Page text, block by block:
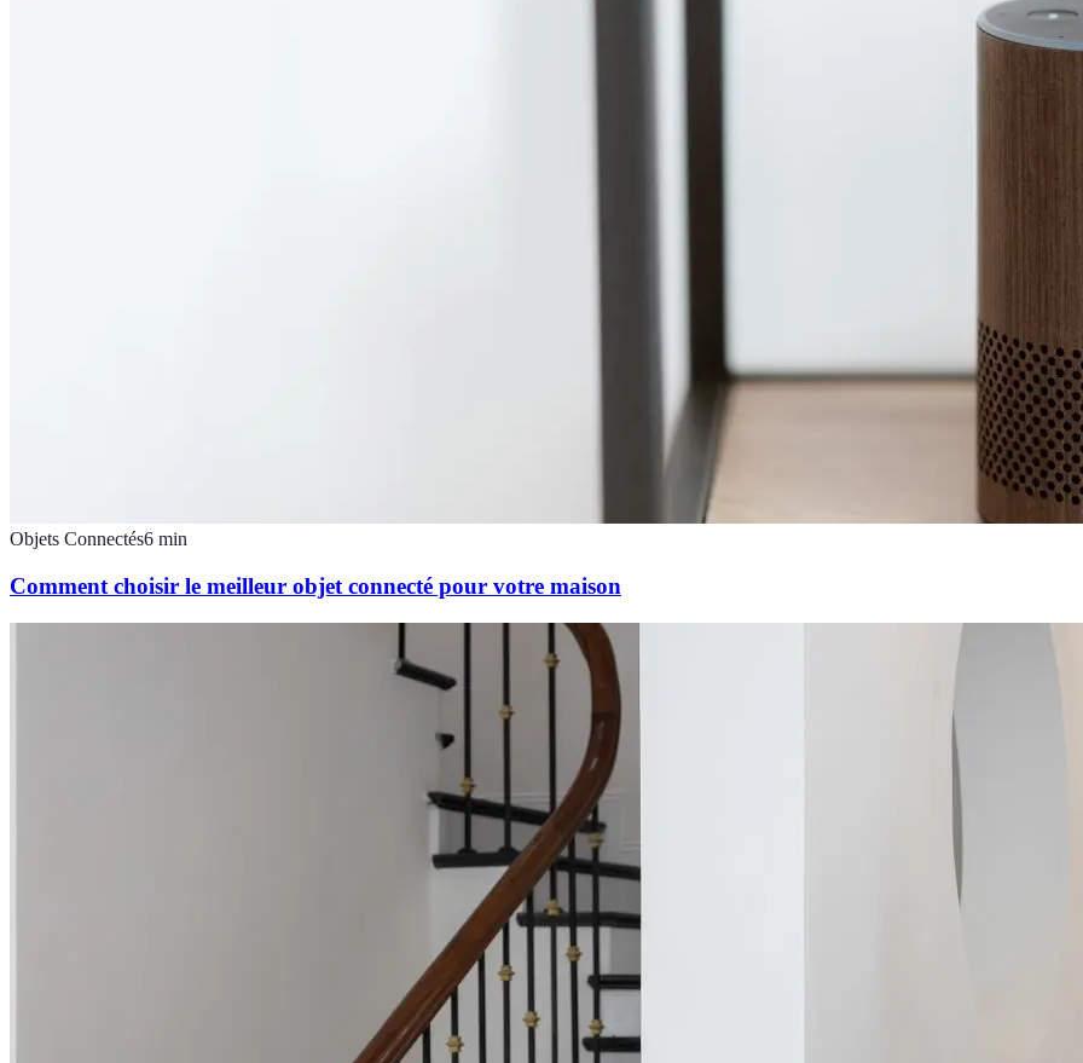
Objets Connectés6 min
Comment choisir le meilleur objet connecté pour votre maison